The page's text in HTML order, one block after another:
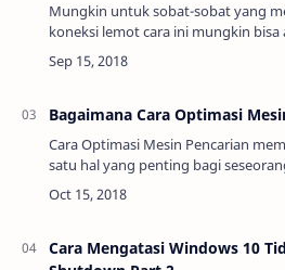
Mungkin untuk sobat-sobat yang
koneksi lemot cara ini mungkin bisa
gunakan jika suka ber-youtube ria.
malas untuk buffering yang lama,
Bagaimana Cara Optimasi
Cara Optimasi Mesin Pencarian
satu hal yang penting bagi
situsnya dapat di temukan dengan
bisa jadi menjadi one page, berikut
Cara Mengatasi Windows 10